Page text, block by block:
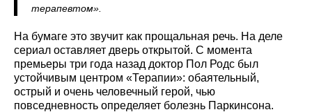
терапевтом».
На бумаге это звучит как прощальная речь. На деле
сериал оставляет дверь открытой. С момента
премьеры три года назад доктор Пол Родс был
устойчивым центром «Терапии»: обаятельный,
острый и очень человечный герой, чью
повседневность определяет болезнь Паркинсона.